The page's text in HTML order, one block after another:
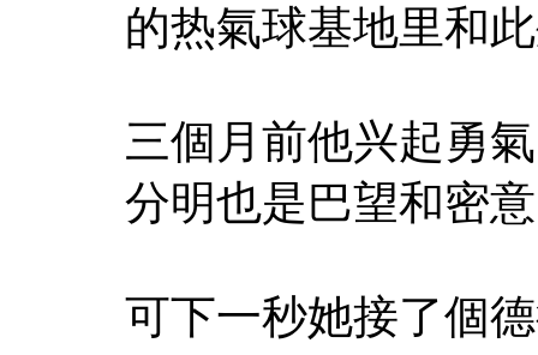
的热氣球基地里和
三個月前他兴起勇
分明也是巴望和密
可下一秒她接了個